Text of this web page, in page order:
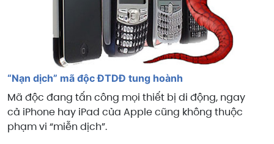
“Nạn dịch” mã độc ĐTDĐ tung hoành
Mã độc đang tấn công mọi thiết bị di động, ngay
cả iPhone hay iPad của Apple cũng không thuộc
phạm vi “miễn dịch”.